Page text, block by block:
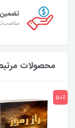
محصولات
50٪